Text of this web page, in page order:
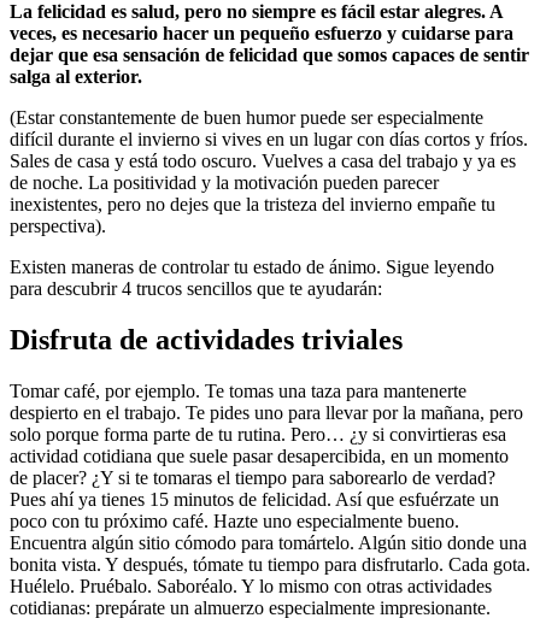
La felicidad es salud, pero no siempre es fácil estar alegres. A
veces, es necesario hacer un pequeño esfuerzo y cuidarse para
dejar que esa sensación de felicidad que somos capaces de sentir
salga al exterior.
(Estar constantemente de buen humor puede ser especialmente
difícil durante el invierno si vives en un lugar con días cortos y fríos.
Sales de casa y está todo oscuro. Vuelves a casa del trabajo y ya es
de noche. La positividad y la motivación pueden parecer
inexistentes, pero no dejes que la tristeza del invierno empañe tu
perspectiva).
Existen maneras de controlar tu estado de ánimo. Sigue leyendo
para descubrir 4 trucos sencillos que te ayudarán:
Disfruta de actividades triviales
Tomar café, por ejemplo. Te tomas una taza para mantenerte
despierto en el trabajo. Te pides uno para llevar por la mañana, pero
solo porque forma parte de tu rutina. Pero… ¿y si convirtieras esa
actividad cotidiana que suele pasar desapercibida, en un momento
de placer? ¿Y si te tomaras el tiempo para saborearlo de verdad?
Pues ahí ya tienes 15 minutos de felicidad. Así que esfuérzate un
poco con tu próximo café. Hazte uno especialmente bueno.
Encuentra algún sitio cómodo para tomártelo. Algún sitio donde una
bonita vista. Y después, tómate tu tiempo para disfrutarlo. Cada gota.
Huélelo. Pruébalo. Saboréalo. Y lo mismo con otras actividades
cotidianas: prepárate un almuerzo especialmente impresionante.